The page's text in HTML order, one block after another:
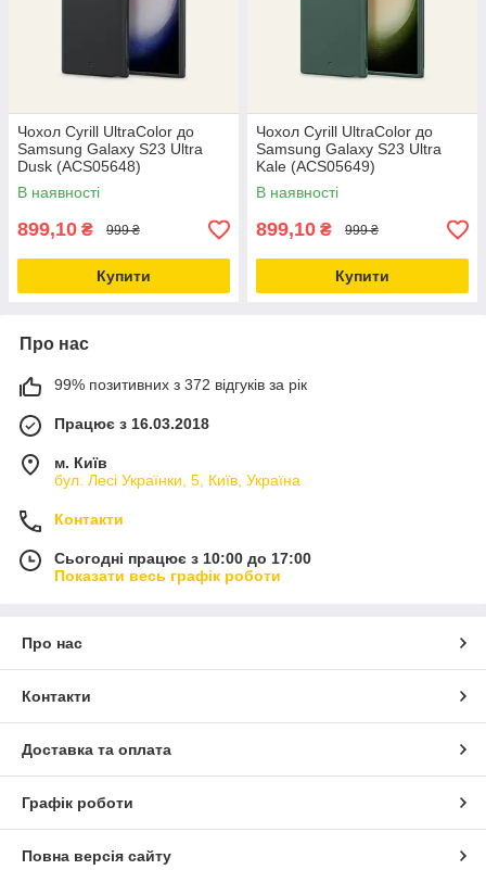
Чохол Cyrill UltraColor до
Samsung Galaxy S23 Ultra
Dusk (ACS05648)
В наявності
899,10 ₴ 999 ₴
Купити
Чохол Cyrill UltraColor до
Samsung Galaxy S23 Ultra
Kale (ACS05649)
В наявності
899,10 ₴ 999 ₴
Купити
Про нас
99% позитивних з 372 відгуків за рік
Працює з 16.03.2018
м. Київ
бул. Лесі Українки, 5, Київ, Україна
Контакти
Сьогодні працює з 10:00 до 17:00
Показати весь графік роботи
Про нас
Контакти
Доставка та оплата
Графік роботи
Повна версія сайту